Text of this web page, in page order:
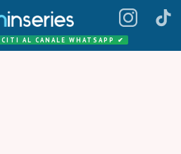
AL CANALE WHATSAPP ✔